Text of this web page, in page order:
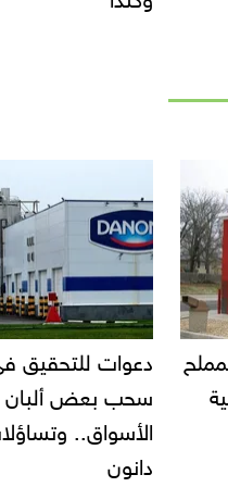
أسباب تأخر
الأطفال من
حول تحرك
إحالة